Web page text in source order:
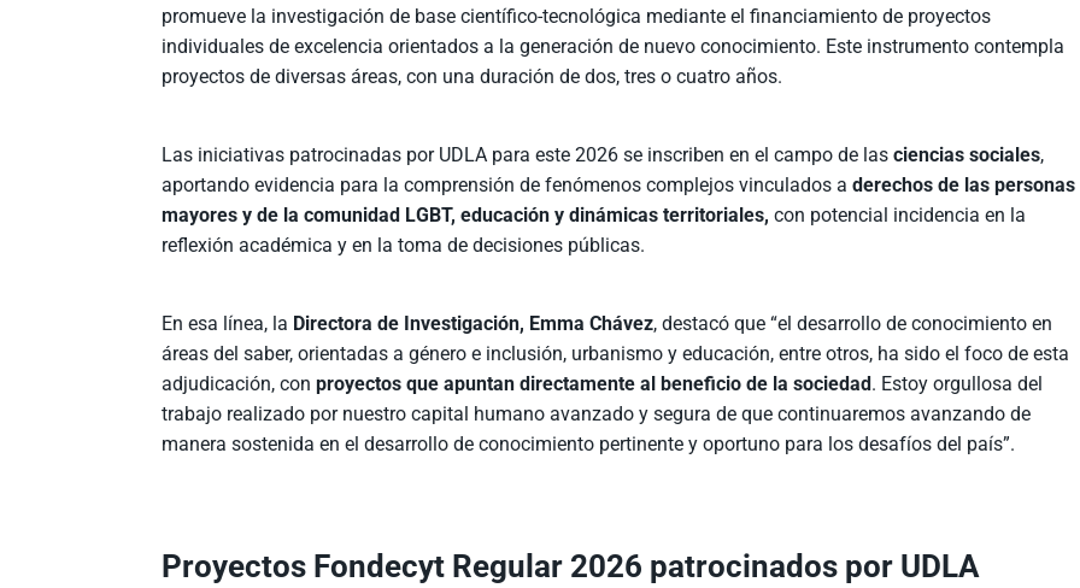
promueve la investigación de base científico-tecnológica mediante el financiamiento de proyectos
individuales de excelencia orientados a la generación de nuevo conocimiento. Este instrumento contempla
proyectos de diversas áreas, con una duración de dos, tres o cuatro años.
Las iniciativas patrocinadas por UDLA para este 2026 se inscriben en el campo de lasciencias sociales,
aportando evidencia para la comprensión de fenómenos complejos vinculados aderechos de las personas
mayores y de la comunidad LGBT, educación y dinámicas territoriales,con potencial incidencia en la
reflexión académica y en la toma de decisiones públicas.
En esa línea, la Directora de Investigación, Emma Chávez, destacó que “el desarrollo de conocimiento en
áreas del saber, orientadas a género e inclusión, urbanismo y educación, entre otros, ha sido el foco de esta
adjudicación, conproyectos que apuntan directamente al beneficio de la sociedad. Estoy orgullosa del
trabajo realizado por nuestro capital humano avanzado y segura de que continuaremos avanzando de
manera sostenida en el desarrollo de conocimiento pertinente y oportuno para los desafíos del país”.
Proyectos Fondecyt Regular 2026 patrocinados por UDLA